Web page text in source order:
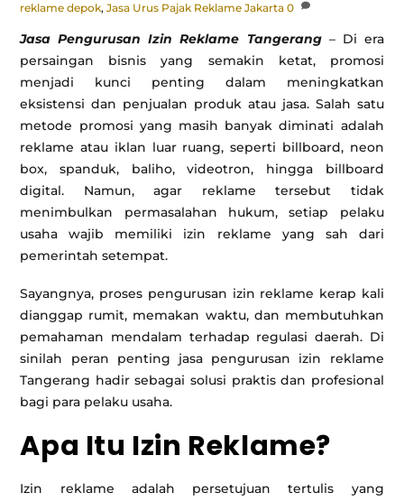
reklame depok,Jasa Urus Pajak Reklame Jakarta 0
Jasa Pengurusan Izin Reklame Tangerang– Di era
persaingan bisnis yang semakin ketat, promosi
menjadi kunci penting dalam meningkatkan
eksistensi dan penjualan produk atau jasa. Salah satu
metode promosi yang masih banyak diminati adalah
reklame atau iklan luar ruang, seperti billboard, neon
box, spanduk, baliho, videotron, hingga billboard
digital. Namun, agar reklame tersebut tidak
menimbulkan permasalahan hukum, setiap pelaku
usaha wajib memiliki izin reklame yang sah dari
pemerintah setempat.
Sayangnya, proses pengurusan izin reklame kerap kali
dianggap rumit, memakan waktu, dan membutuhkan
pemahaman mendalam terhadap regulasi daerah. Di
sinilah peran penting jasa pengurusan izin reklame
Tangerang hadir sebagai solusi praktis dan profesional
bagi para pelaku usaha.
Apa Itu Izin Reklame?
Izin reklame adalah persetujuan tertulis yang